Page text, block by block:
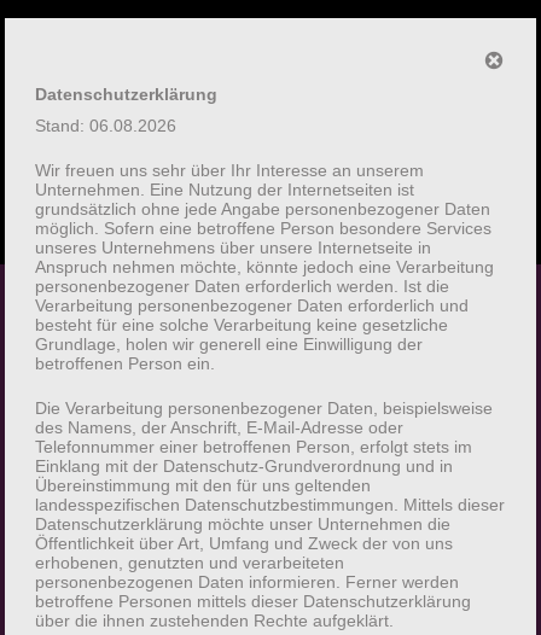
Datenschutzerklärung
Datenschutzerklärung
Stand: 06.08.2026
Wir freuen uns sehr über Ihr Interesse an unserem
Datenschutzerklärung
Stand: 06.08.2026
Wir freuen uns sehr über Ihr Interesse an unserem
Unternehmen. Eine Nutzung der Internetseiten ist
grundsätzlich ohne jede Angabe personenbezogener Daten
möglich. Sofern eine betroffene Person besondere Services
unseres Unternehmens über unsere Internetseite in
Anspruch nehmen möchte, könnte jedoch eine Verarbeitung
personenbezogener Daten erforderlich werden. Ist die
Verarbeitung personenbezogener Daten erforderlich und
besteht für eine solche Verarbeitung keine gesetzliche
Grundlage, holen wir generell eine Einwilligung der
betroffenen Person ein.
Die Verarbeitung personenbezogener Daten, beispielsweise
des Namens, der Anschrift, E-Mail-Adresse oder
Telefonnummer einer betroffenen Person, erfolgt stets im
Einklang mit der Datenschutz-Grundverordnung und in
Übereinstimmung mit den für uns geltenden
landesspezifischen Datenschutzbestimmungen. Mittels dieser
Datenschutzerklärung möchte unser Unternehmen die
Öffentlichkeit über Art, Umfang und Zweck der von uns
erhobenen, genutzten und verarbeiteten
personenbezogenen Daten informieren. Ferner werden
betroffene Personen mittels dieser Datenschutzerklärung
über die ihnen zustehenden Rechte aufgeklärt.